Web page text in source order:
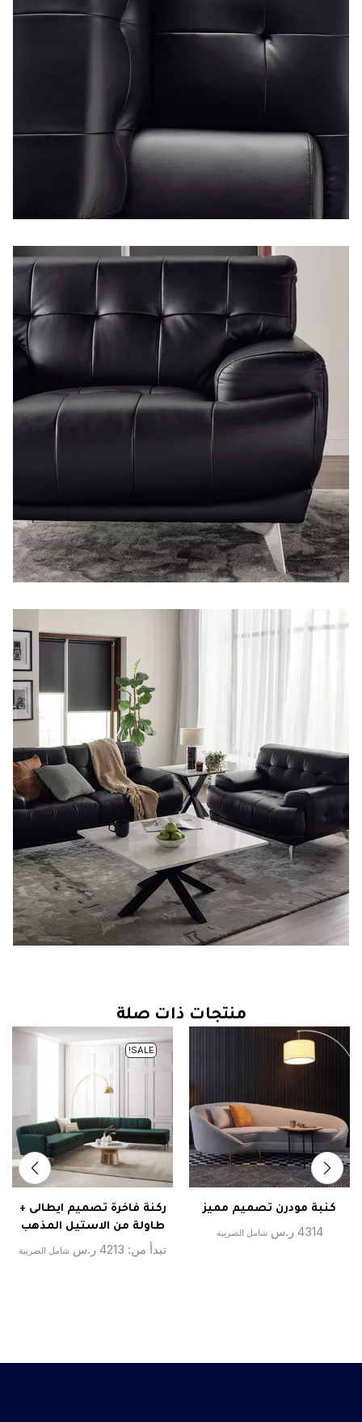
منتجات ذات صلة
كنبة مودرن تصميم مميز
4314 ر.س شامل الضريبة
SALE!
ركنة فاخرة تصميم ايطالى +
طاولة من الاستيل المذهب
تبدأ من: 4213 ر.س شامل الضريبة